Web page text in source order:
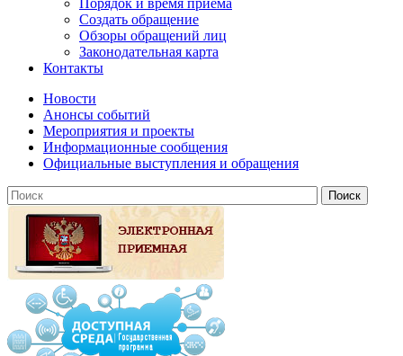
Порядок и время приема
Создать обращение
Обзоры обращений лиц
Законодательная карта
Контакты
Новости
Анонсы событий
Мероприятия и проекты
Информационные сообщения
Официальные выступления и обращения